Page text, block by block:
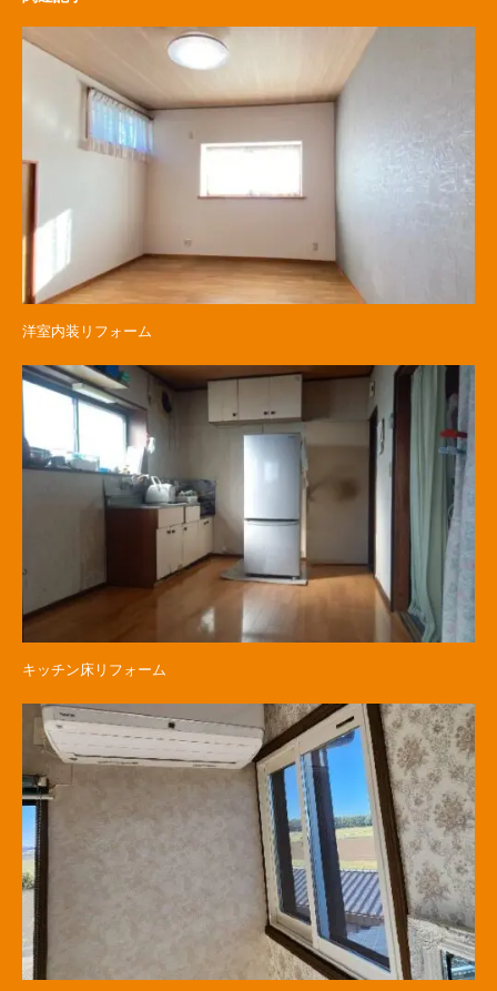
洋室内装リフォーム
キッチン床リフォーム